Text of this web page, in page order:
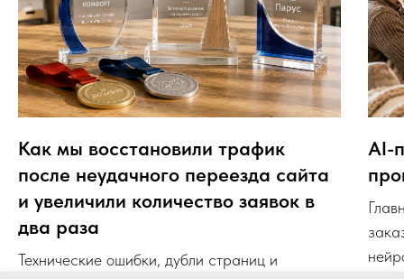
Как мы восстановили трафик
после неудачного переезда сайта
и увеличили количество заявок в
два раза
Технические ошибки, дубли страниц и
AI-